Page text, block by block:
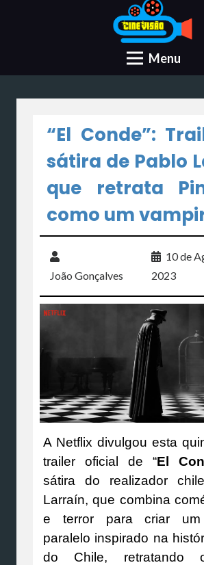
Menu
“El Conde”:
sátira de Pablo
que retrata
como um
João Gonçalves
10 de
2023
A Netflix divulgou esta
trailer oficial de “El
sátira do realizador
Larraín, que combina
e terror para criar um
paralelo inspirado na
do Chile, retratando